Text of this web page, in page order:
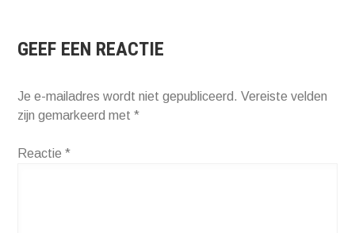
GEEF EEN REACTIE
Je e-mailadres wordt niet gepubliceerd. Vereiste velden
zijn gemarkeerd met*
Reactie*